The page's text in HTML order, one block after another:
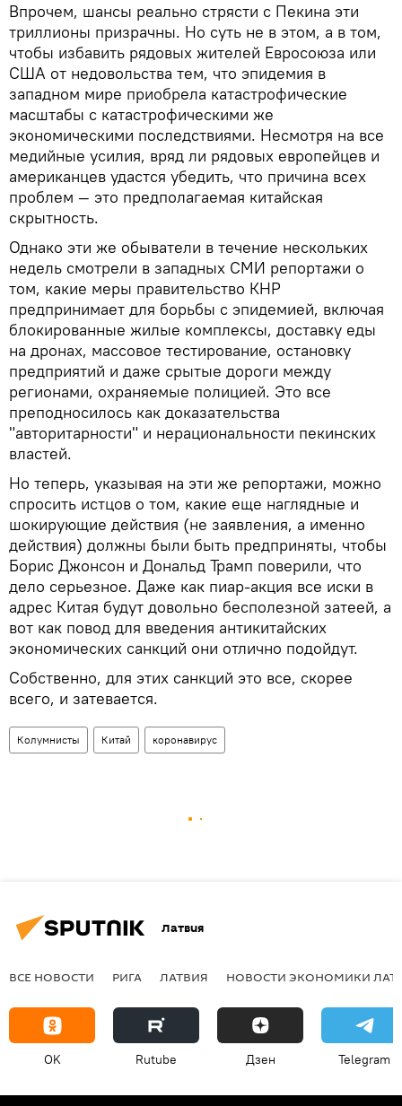
Впрочем, шансы реально стрясти с Пекина эти
триллионы призрачны. Но суть не в этом, а в том,
чтобы избавить рядовых жителей Евросоюза или
США от недовольства тем, что эпидемия в
западном мире приобрела катастрофические
масштабы с катастрофическими же
экономическими последствиями. Несмотря на все
медийные усилия, вряд ли рядовых европейцев и
американцев удастся убедить, что причина всех
проблем — это предполагаемая китайская
скрытность.
Однако эти же обыватели в течение нескольких
недель смотрели в западных СМИ репортажи о
том, какие меры правительство КНР
предпринимает для борьбы с эпидемией, включая
блокированные жилые комплексы, доставку еды
на дронах, массовое тестирование, остановку
предприятий и даже срытые дороги между
регионами, охраняемые полицией. Это все
преподносилось как доказательства
"авторитарности" и нерациональности пекинских
властей.
Но теперь, указывая на эти же репортажи, можно
спросить истцов о том, какие еще наглядные и
шокирующие действия (не заявления, а именно
действия) должны были быть предприняты, чтобы
Борис Джонсон и Дональд Трамп поверили, что
дело серьезное. Даже как пиар-акция все иски в
адрес Китая будут довольно бесполезной затеей, а
вот как повод для введения антикитайских
экономических санкций они отлично подойдут.
Собственно, для этих санкций это все, скорее
всего, и затевается.
Колумнисты Китай коронавирус
Латвия
ВСЕ НОВОСТИ РИГА ЛАТВИЯ НОВОСТИ ЭКОНОМИКИ
OK Rutube Дзен Telegram